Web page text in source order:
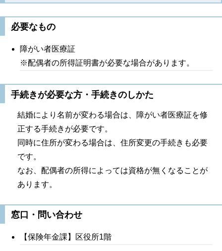
必要なもの
障がい者医療証
※配偶者の所得証明書が必要な場合があります。
手続きが必要な方・手続きのしかた
結婚により名前が変わる場合は、障がい者医療証を修
正する手続きが必要です。
同時に住所が変わる場合は、住所変更の手続きも必要
です。
なお、配偶者の所得によっては資格が無くなることが
あります。
窓口・問い合わせ
【保険年金課】区役所1階